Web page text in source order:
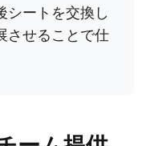
シートを交換し
させることで仕